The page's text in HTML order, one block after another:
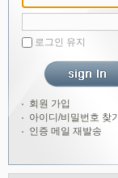
로그인 유지
회원 가입
아이디/비밀번호 찾기
인증 메일 재발송